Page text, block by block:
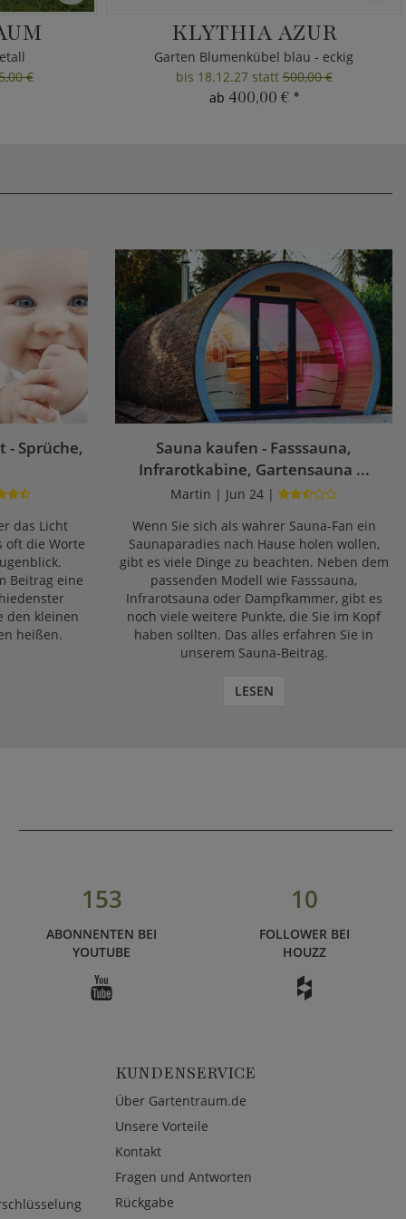
€
KLYTHIA AZUR
Garten Blumenkübel blau - eckig
bis 18.12.27 statt500,00 €
ab 400,00 € *
- Sprüche,
das Licht
oft die Worte
Beitrag eine
den kleinen
heißen.
Sauna kaufen - Fasssauna,
Infrarotkabine, Gartensauna ...
Martin | Jun 24 |
Wenn Sie sich als wahrer Sauna-Fan ein
Saunaparadies nach Hause holen wollen,
gibt es viele Dinge zu beachten. Neben dem
passenden Modell wie Fasssauna,
Infrarotsauna oder Dampfkammer, gibt es
noch viele weitere Punkte, die Sie im Kopf
haben sollten. Das alles erfahren Sie in
unserem Sauna-Beitrag.
LESEN
153
ABONNENTEN BEI
YOUTUBE
10
FOLLOWER BEI
HOUZZ
KUNDENSERVICE
Über Gartentraum.de
Unsere Vorteile
Kontakt
Fragen und Antworten
Rückgabe